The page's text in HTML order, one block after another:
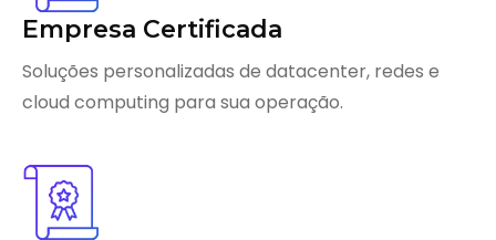
Empresa Certificada
Soluções personalizadas de datacenter, redes e
cloud computing para sua operação.